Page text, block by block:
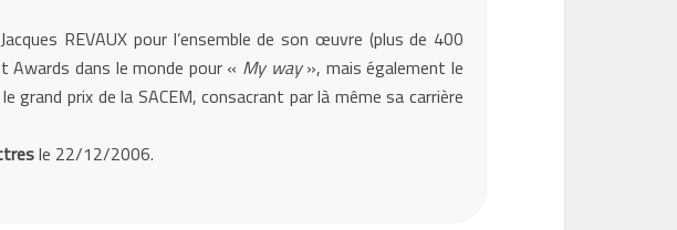
REVAUX pour l’ensemble de son œuvre (plus de 400
Awards dans le monde pour « My way», mais également le
grand prix de la SACEM, consacrant par là même sa carrière
le 22/12/2006.